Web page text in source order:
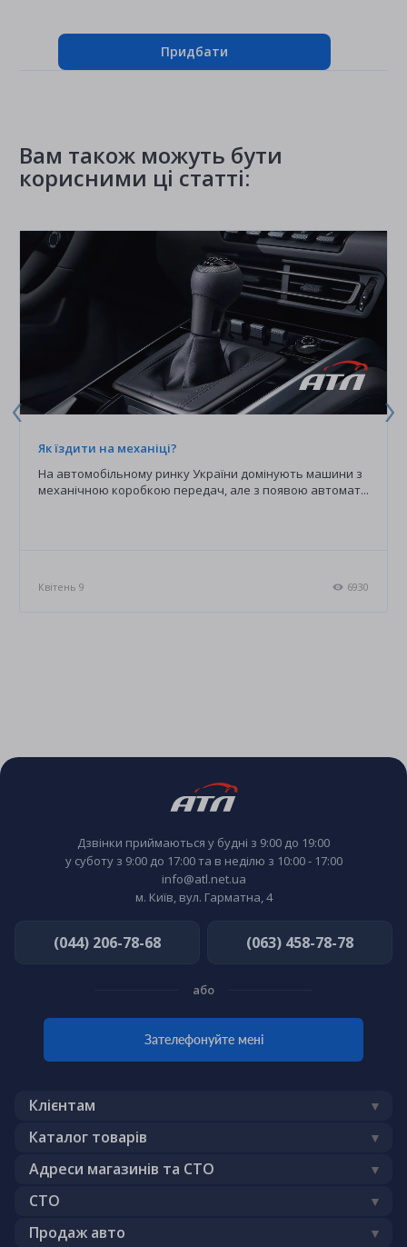
Придбати
Вам також можуть бути
корисними ці статті:
Як їздити на механіці?
На автомобільному ринку України домінують машини з
механічною коробкою передач, але з появою автомат...
Квітень 9 6930
Дзвінки приймаються у будні з 9:00 до 19:00
у суботу з 9:00 до 17:00 та в неділю з 10:00 - 17:00
info@atl.net.ua
м. Київ, вул. Гарматна, 4
(044) 206-78-68 (063) 458-78-78
або
Зателефонуйте мені
Клієнтам
Доставка
Гарантія
Обмін - повернення
Про нас
Каталог товарів
Акумулятори
Автоелектроніка
Адреси магазинів та СТО
Автоблог
СТО
Шиномонтаж
Продаж авто